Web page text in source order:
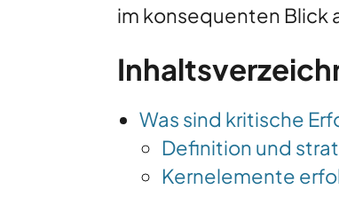
im konsequenten Blick
Was sind kritische
Definition und
Kernelemente